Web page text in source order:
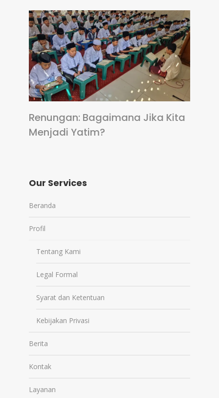
Renungan: Bagaimana Jika Kita
Menjadi Yatim?
Our Services
Beranda
Profil
Tentang Kami
Legal Formal
Syarat dan Ketentuan
Kebijakan Privasi
Berita
Kontak
Layanan